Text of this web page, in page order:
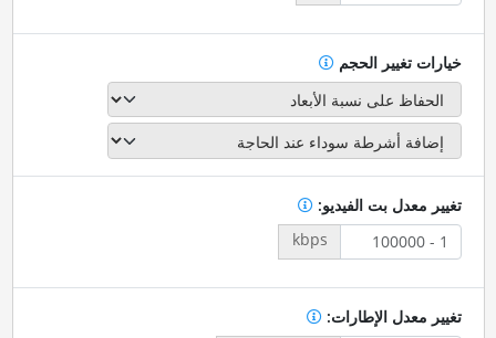
خيارات تغيير الحجم
تغيير معدل بت الفيديو:
kbps
تغيير معدل الإطارات: